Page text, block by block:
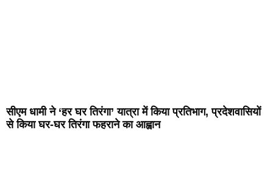
सीएम धामी ने ‘हर घर तिरंगा’ यात्रा में किया प्रतिभाग, प्रदेशवासियों
से किया घर-घर तिरंगा फहराने का आह्वान